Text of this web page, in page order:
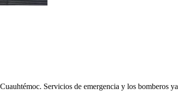
Servicios de emergencia y los bomberos ya